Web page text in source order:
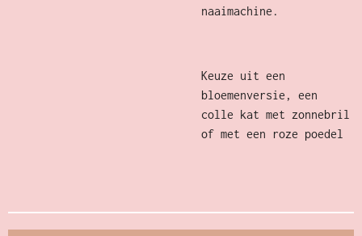
naaimachine.
Keuze uit een
bloemenversie, een
colle kat met zonnebril
of met een roze poedel